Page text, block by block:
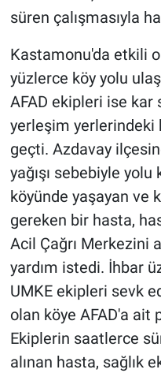
süren çalışmasıyla
Kastamonu'da etkili
yüzlerce köy yolu
AFAD ekipleri ise kar
yerleşim yerlerindeki
geçti. Azdavay
yağışı sebebiyle
köyünde yaşayan ve
gereken bir hasta,
Acil Çağrı Merkezini
yardım istedi. İhbar
UMKE ekipleri sevk
olan köye AFAD'a ait
Ekiplerin saatlerce
alınan hasta, sağlık